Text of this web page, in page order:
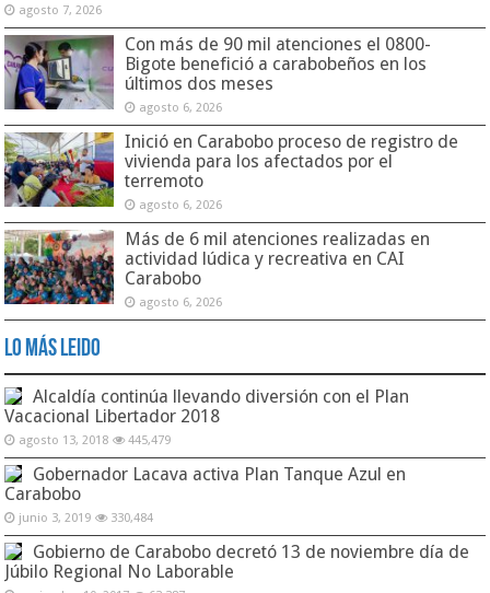
agosto 7, 2026
Con más de 90 mil atenciones el 0800-
Bigote benefició a carabobeños en los
últimos dos meses
agosto 6, 2026
Inició en Carabobo proceso de registro de
vivienda para los afectados por el
terremoto
agosto 6, 2026
Más de 6 mil atenciones realizadas en
actividad lúdica y recreativa en CAI
Carabobo
agosto 6, 2026
Lo Más Leido
Alcaldía continúa llevando diversión con el Plan
Vacacional Libertador 2018
agosto 13, 2018 445,479
Gobernador Lacava activa Plan Tanque Azul en
Carabobo
junio 3, 2019 330,484
Gobierno de Carabobo decretó 13 de noviembre día de
Júbilo Regional No Laborable